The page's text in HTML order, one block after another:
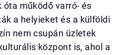
óta működő varró- és
a helyieket és a külföldi
nem csupán üzletek
központ is, ahol a